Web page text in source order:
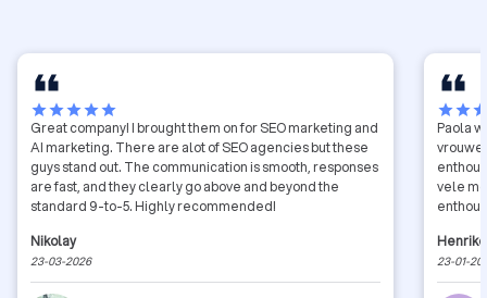
starstarstarstarstar
Great company! I brought them on for SEO marketing and
AI marketing. There are alot of SEO agencies but these
guys stand out. The communication is smooth, responses
are fast, and they clearly go above and beyond the
standard 9-to-5. Highly recommended!
Nikolay
23-03-2026
starstar
Paola
vele
nieuw
flink
23-01-